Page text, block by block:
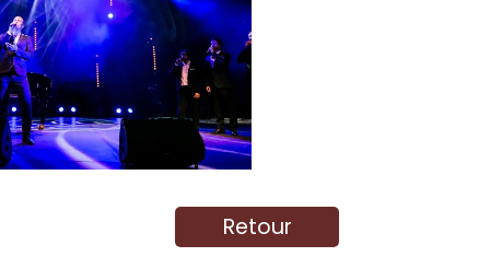
Retour